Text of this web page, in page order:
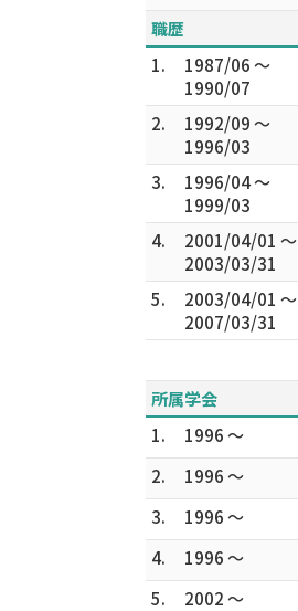
職歴
1.
1987/06 ～
1990/07
2.
1992/09 ～
1996/03
3.
1996/04 ～
1999/03
4.
2001/04/01 ～
2003/03/31
5.
2003/04/01 ～
2007/03/31
所属学会
1.
1996 ～
2.
1996 ～
3.
1996 ～
4.
1996 ～
5.
2002 ～